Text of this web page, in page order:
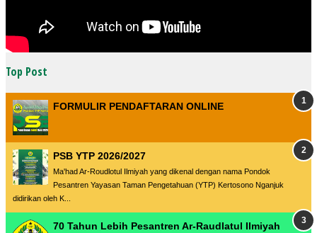
Top Post
FORMULIR PENDAFTARAN ONLINE
PSB YTP 2026/2027
Ma'had Ar-Roudlotul Ilmiyah yang dikenal dengan nama Pondok
Pesantren Yayasan Taman Pengetahuan (YTP) Kertosono Nganjuk
didirikan oleh K...
70 Tahun Lebih Pesantren Ar-Raudlatul Ilmiyah